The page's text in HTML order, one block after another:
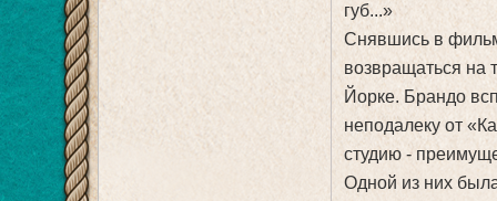
губ...»
Снявшись в
возвращаться на
Йорке. Брандо
неподалеку от
студию -
Одной из них